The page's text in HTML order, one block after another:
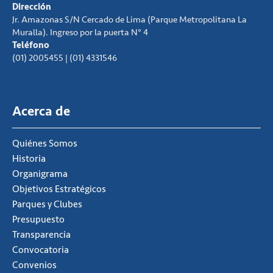
Dirección
Jr. Amazonas S/N Cercado de Lima (Parque Metropolitana La
Muralla). Ingreso por la puerta N° 4
Teléfono
(01) 2005455 | (01) 4331546
Acerca de
Quiénes Somos
Historia
Organigrama
Objetivos Estratégicos
Parques y Clubes
Presupuesto
Transparencia
Convocatoria
Convenios